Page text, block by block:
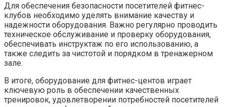
Для обеспечения безопасности посетителей фитнес-
клубов необходимо уделять внимание качеству и
надежности оборудования. Важно регулярно проводить
техническое обслуживание и проверку оборудования,
обеспечивать инструктаж по его использованию, а
также следить за чистотой и порядком в тренажерном
зале.
В итоге, оборудование для фитнес-центов играет
ключевую роль в обеспечении качественных
тренировок, удовлетворении потребностей посетителей